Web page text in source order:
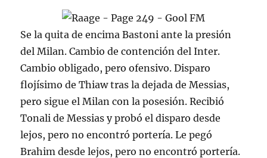
Se la quita de encima Bastoni ante la presión
del Milan. Cambio de contención del Inter.
Cambio obligado, pero ofensivo. Disparo
flojísimo de Thiaw tras la dejada de Messias,
pero sigue el Milan con la posesión. Recibió
Tonali de Messias y probó el disparo desde
lejos, pero no encontró portería. Le pegó
Brahim desde lejos, pero no encontró portería.